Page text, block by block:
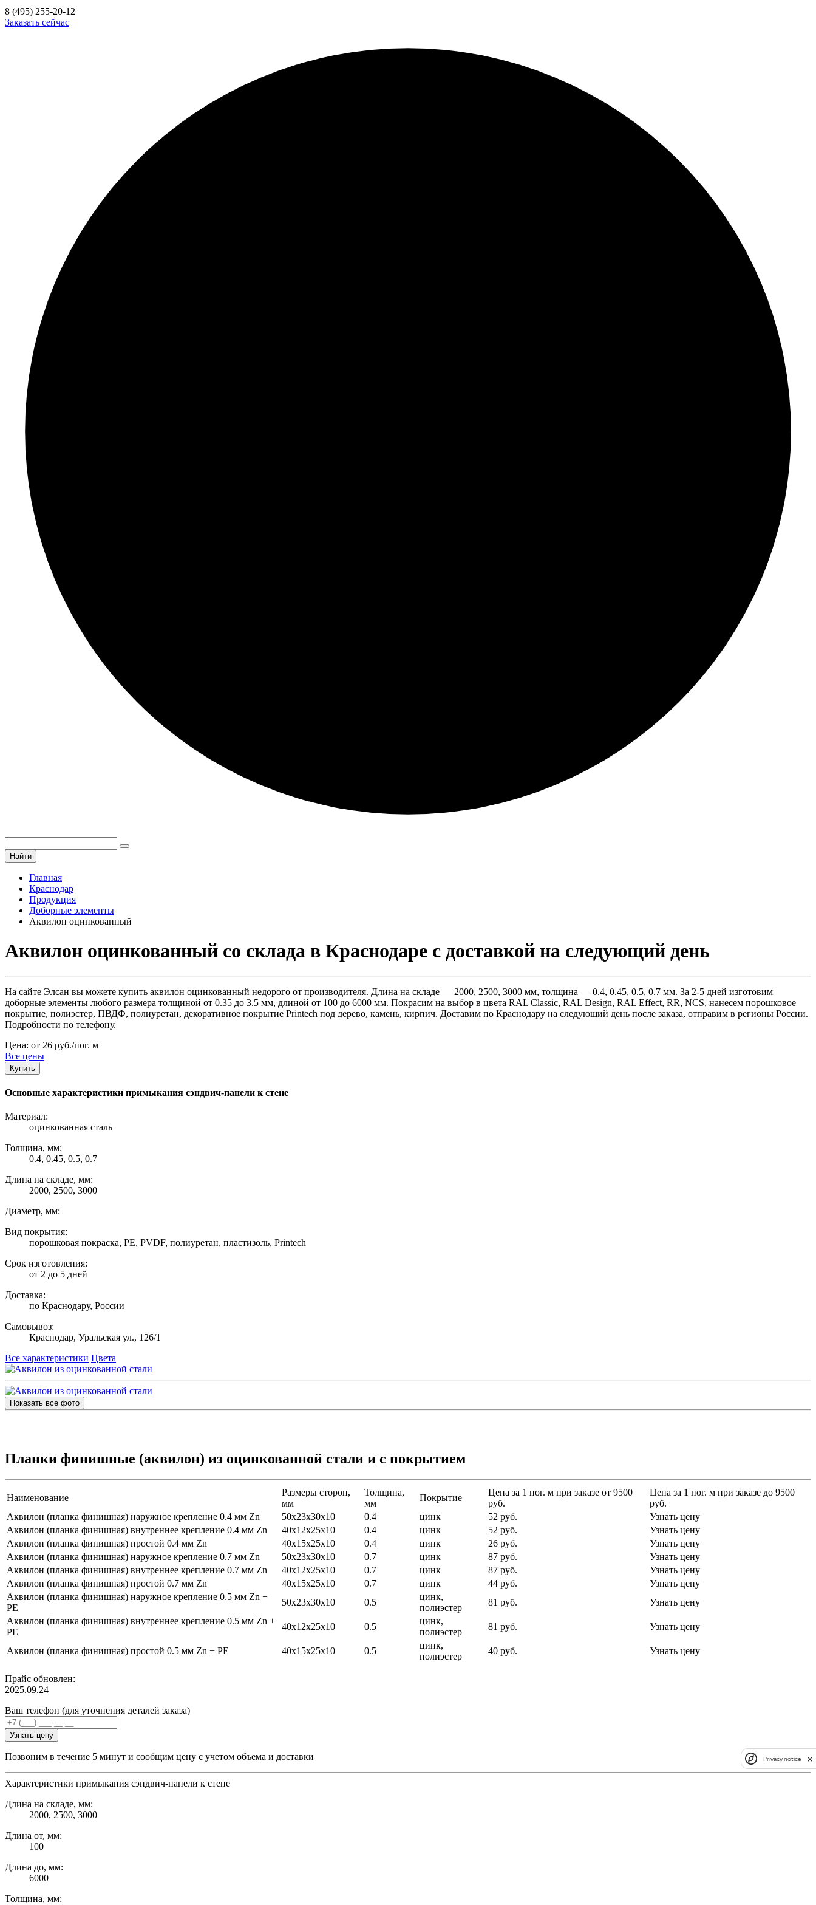
8 (495) 255-20-12
Заказать сейчас
Найти
Главная
Краснодар
Продукция
Доборные элементы
Аквилон оцинкованный
Аквилон оцинкованный со склада в Краснодаре с доставкой на следующий день
На сайте Элсан вы можете купить аквилон оцинкованный недорого от производителя. Длина на складе — 2000, 2500, 3000 мм, толщина — 0.4, 0.45, 0.5, 0.7 мм. За 2-5 дней изготовим
доборные элементы любого размера толщиной от 0.35 до 3.5 мм, длиной от 100 до 6000 мм. Покрасим на выбор в цвета RAL Classic, RAL Design, RAL Effect, RR, NCS, нанесем порошковое
покрытие, полиэстер, ПВДФ, полиуретан, декоративное покрытие Printech под дерево, камень, кирпич. Доставим по Краснодару на следующий день после заказа, отправим в регионы России.
Подробности по телефону.
Цена: от 26 руб./пог. м
Все цены
Купить
Основные характеристики примыкания сэндвич-панели к стене
Материал:
оцинкованная сталь
Толщина, мм:
0.4, 0.45, 0.5, 0.7
Длина на складе, мм:
2000, 2500, 3000
Диаметр, мм:
Вид покрытия:
порошковая покраска, PE, PVDF, полиуретан, пластизоль, Printech
Срок изготовления:
от 2 до 5 дней
Доставка:
по Краснодару, России
Самовывоз:
Краснодар, Уральская ул., 126/1
Все характеристики Цвета
Показать все фото
Планки финишные (аквилон) из оцинкованной стали и с покрытием
Наименование
Размеры сторон,
мм
Толщина,
мм
Покрытие
Цена за 1 пог. м при заказе от 9500
руб.
Цена за 1 пог. м при заказе до 9500
руб.
Аквилон (планка финишная) наружное крепление 0.4 мм Zn
50х23х30х10 0.4 цинк 52 руб.
Узнать цену
Аквилон (планка финишная) внутреннее крепление 0.4 мм Zn
40х12х25х10 0.4 цинк 52 руб.
Узнать цену
Аквилон (планка финишная) простой 0.4 мм Zn
40х15х25х10 0.4 цинк 26 руб.
Узнать цену
Аквилон (планка финишная) наружное крепление 0.7 мм Zn
50х23х30х10 0.7 цинк 87 руб.
Узнать цену
Аквилон (планка финишная) внутреннее крепление 0.7 мм Zn
40х12х25х10 0.7 цинк 87 руб.
Узнать цену
Аквилон (планка финишная) простой 0.7 мм Zn
40х15х25х10 0.7 цинк 44 руб.
Узнать цену
Аквилон (планка финишная) наружное крепление 0.5 мм Zn +
PE
50х23х30х10 0.5
цинк,
полиэстер
81 руб.
Узнать цену
Аквилон (планка финишная) внутреннее крепление 0.5 мм Zn +
PE
40х12х25х10 0.5
цинк,
полиэстер
81 руб. Узнать цену
Аквилон (планка финишная) простой 0.5 мм Zn + PE 40х15х25х10 0.5
цинк,
полиэстер
40 руб. Узнать цену
Прайс обновлен:
2025.09.24
Ваш телефон (для уточнения деталей заказа)
Узнать цену
Позвоним в течение 5 минут и сообщим цену с учетом объема и доставки
Характеристики примыкания сэндвич-панели к стене
Длина на складе, мм:
2000, 2500, 3000
Длина от, мм:
100
Длина до, мм:
6000
Толщина, мм:
Privacy notice